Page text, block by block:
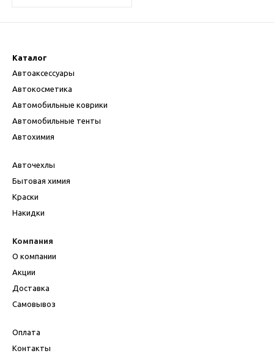
Каталог
Автоаксессуары
Автокосметика
Автомобильные коврики
Автомобильные тенты
Автохимия
Авточехлы
Бытовая химия
Краски
Накидки
Компания
О компании
Акции
Доставка
Самовывоз
Оплата
Контакты